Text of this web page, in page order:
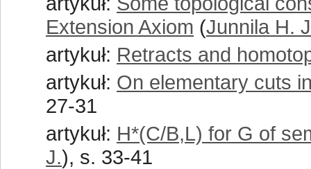
Extension Axiom (Junnila H.
artykuł: Retracts and
artykuł: On elementary cuts
27-31
artykuł: H*(C/B,L) for G of
J.), s. 33-41